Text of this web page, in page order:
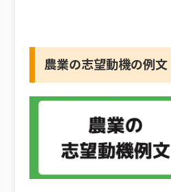
農業の志望動機の例文